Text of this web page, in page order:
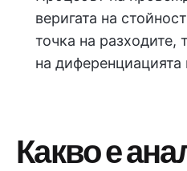
веригата на
точка на разходите,
на диференциацията
Какво е